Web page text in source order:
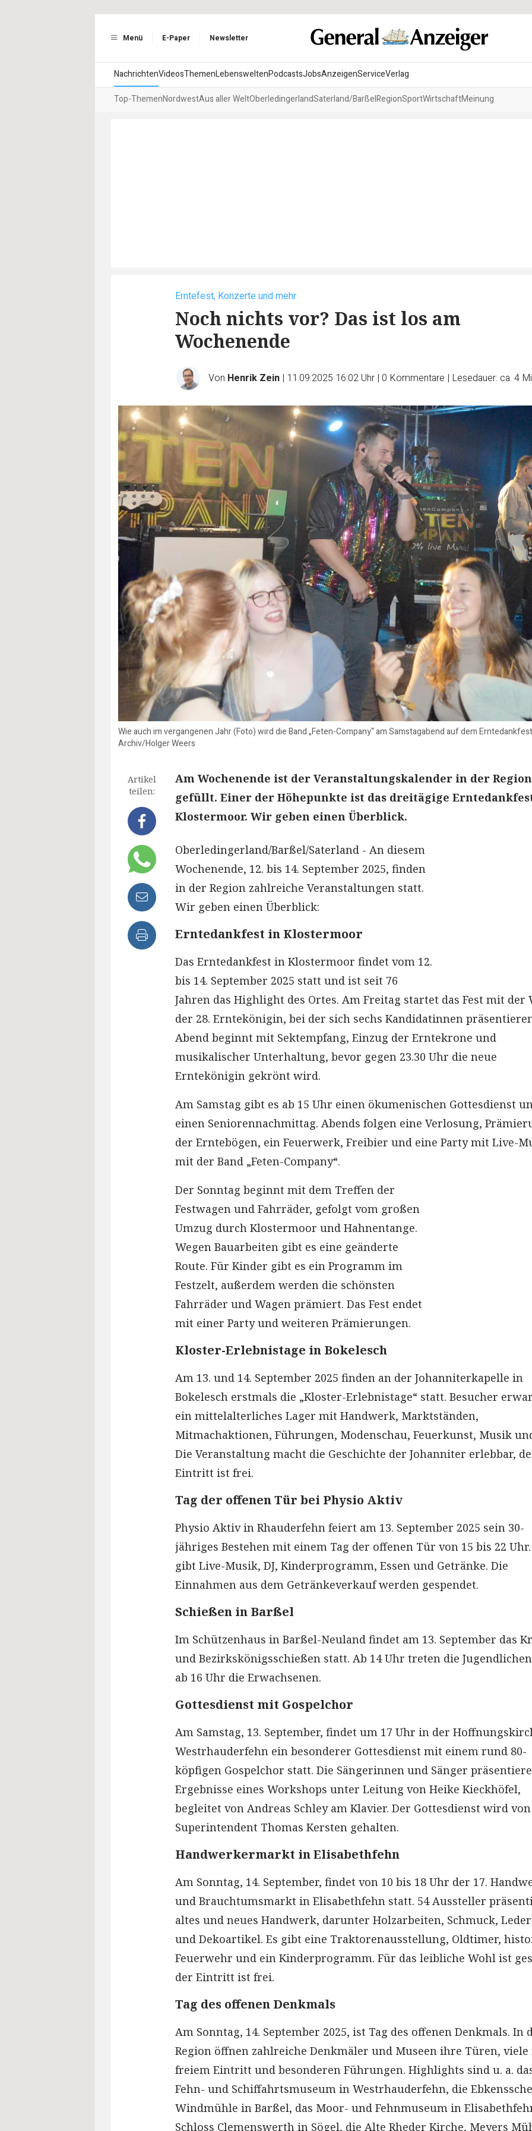
Menü E-Paper Newsletter
NachrichtenVideosThemenLebensweltenPodcastsJobsAnzeigenServiceVerlag
Top-ThemenNordwestAus aller WeltOberledingerlandSaterland/BarßelRegionSportWirtschaftMeinung
Erntefest, Konzerte und mehr
Noch nichts vor? Das ist los am
Wochenende
Von Henrik Zein | 11.09.2025 16:02 Uhr | 0 Kommentare | Lesedauer: ca. 4
Wie auch im vergangenen Jahr (Foto) wird die Band „Feten-Company“ am Samstagabend auf dem
Archiv/Holger Weers
Artikel
teilen:
Am Wochenende ist der Veranstaltungskalender in der
gefüllt. Einer der Höhepunkte ist das dreitägige
Klostermoor. Wir geben einen Überblick.
Oberledingerland/Barßel/Saterland - An diesem
Wochenende, 12. bis 14. September 2025, finden
in der Region zahlreiche Veranstaltungen statt.
Wir geben einen Überblick:
Erntedankfest in Klostermoor
Das Erntedankfest in Klostermoor findet vom 12.
bis 14. September 2025 statt und ist seit 76
Jahren das Highlight des Ortes. Am Freitag startet das Fest mit der
der 28. Erntekönigin, bei der sich sechs Kandidatinnen
Abend beginnt mit Sektempfang, Einzug der Erntekrone und
musikalischer Unterhaltung, bevor gegen 23.30 Uhr die neue
Erntekönigin gekrönt wird.
Am Samstag gibt es ab 15 Uhr einen ökumenischen Gottesdienst
einen Seniorennachmittag. Abends folgen eine Verlosung,
der Erntebögen, ein Feuerwerk, Freibier und eine Party mit Live-
mit der Band „Feten-Company“.
Der Sonntag beginnt mit dem Treffen der
Festwagen und Fahrräder, gefolgt vom großen
Umzug durch Klostermoor und Hahnentange.
Wegen Bauarbeiten gibt es eine geänderte
Route. Für Kinder gibt es ein Programm im
Festzelt, außerdem werden die schönsten
Fahrräder und Wagen prämiert. Das Fest endet
mit einer Party und weiteren Prämierungen.
Kloster-Erlebnistage in Bokelesch
Am 13. und 14. September 2025 finden an der Johanniterkapelle in
Bokelesch erstmals die „Kloster-Erlebnistage“ statt. Besucher
ein mittelalterliches Lager mit Handwerk, Marktständen,
Mitmachaktionen, Führungen, Modenschau, Feuerkunst, Musik
Die Veranstaltung macht die Geschichte der Johanniter erlebbar,
Eintritt ist frei.
Tag der offenen Tür bei Physio Aktiv
Physio Aktiv in Rhauderfehn feiert am 13. September 2025 sein 30-
jähriges Bestehen mit einem Tag der offenen Tür von 15 bis 22 Uhr.
gibt Live-Musik, DJ, Kinderprogramm, Essen und Getränke. Die
Einnahmen aus dem Getränkeverkauf werden gespendet.
Schießen in Barßel
Im Schützenhaus in Barßel-Neuland findet am 13. September das
und Bezirkskönigsschießen statt. Ab 14 Uhr treten die
ab 16 Uhr die Erwachsenen.
Gottesdienst mit Gospelchor
Am Samstag, 13. September, findet um 17 Uhr in der
Westrhauderfehn ein besonderer Gottesdienst mit einem rund 80-
köpfigen Gospelchor statt. Die Sängerinnen und Sänger
Ergebnisse eines Workshops unter Leitung von Heike Kieckhöfel,
begleitet von Andreas Schley am Klavier. Der Gottesdienst wird von
Superintendent Thomas Kersten gehalten.
Handwerkermarkt in Elisabethfehn
Am Sonntag, 14. September, findet von 10 bis 18 Uhr der 17.
und Brauchtumsmarkt in Elisabethfehn statt. 54 Aussteller
altes und neues Handwerk, darunter Holzarbeiten, Schmuck,
und Dekoartikel. Es gibt eine Traktorenausstellung, Oldtimer,
Feuerwehr und ein Kinderprogramm. Für das leibliche Wohl ist
der Eintritt ist frei.
Tag des offenen Denkmals
Am Sonntag, 14. September 2025, ist Tag des offenen Denkmals. In
Region öffnen zahlreiche Denkmäler und Museen ihre Türen,
freiem Eintritt und besonderen Führungen. Highlights sind u. a.
Fehn- und Schiffahrtsmuseum in Westrhauderfehn, die Ebkenssche
Windmühle in Barßel, das Moor- und Fehnmuseum in
Schloss Clemenswerth in Sögel, die Alte Rheder Kirche, Meyers